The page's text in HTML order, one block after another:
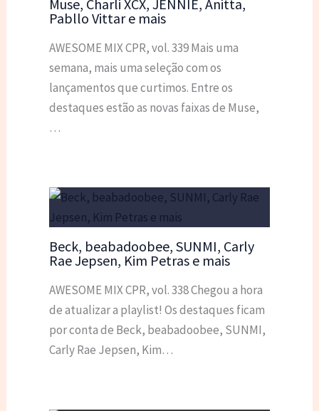
Muse, Charli XCX, JENNIE, Anitta,
Pabllo Vittar e mais
AWESOME MIX CPR, vol. 339 Mais uma
semana, mais uma seleção com os
lançamentos que curtimos. Entre os
destaques estão as novas faixas de Muse,
…
Beck, beabadoobee, SUNMI, Carly
Rae Jepsen, Kim Petras e mais
AWESOME MIX CPR, vol. 338 Chegou a hora
de atualizar a playlist! Os destaques ficam
por conta de Beck, beabadoobee, SUNMI,
Carly Rae Jepsen, Kim…